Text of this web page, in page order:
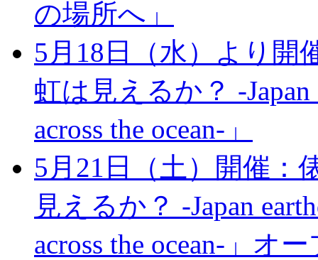
の場所へ」
5月18日（水）より開
虹は見えるか？ -Japan
across the ocean-」
5月21日（土）開催：
見えるか？ -Japan
across the ocean-」オ